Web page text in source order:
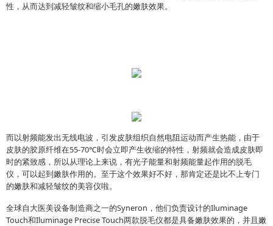
性，从而达到减轻皱纹和缩小毛孔的嫩肤效果。
而以射频能发出无线电波，引发皮肤组织自然电阻运动而产生热能，由于
皮肤的胶原纤维在55-70℃时会立即产生收缩的特性，射频就会造成皮肤即
时的紧致感，所以从理论上来说，有光子能量和射频能量起作用的脱毛
仪，可以起到嫩肤作用的。至于这个效果好不好，那肯定还是比不上专门
的嫩肤和减轻皱纹的美容仪啦。
全球自大医美设备制造商之一的Syneron，他们负责设计的Iluminage
Touch和Iluminage Precise Touch两款脱毛仪都是具备嫩肤效果的，并且嫩